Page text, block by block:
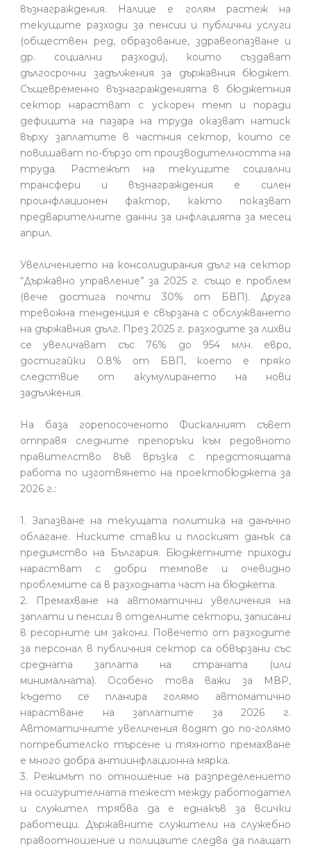
възнаграждения. Налице е голям растеж на
текущите разходи за пенсии и публични услуги
(обществен ред, образование, здравеопазване и
др. социални разходи), които създават
дългосрочни задължения за държавния бюджет.
Същевременно възнагражденията в бюджетния
сектор нарастват с ускорен темп и поради
дефицита на пазара на труда оказват натиск
върху заплатите в частния сектор, които се
повишават по-бързо от производителността на
труда. Растежът на текущите социални
трансфери и възнаграждения е силен
проинфлационен фактор, както показват
предварителните данни за инфлацията за месец
април.
Увеличението на консолидирания дълг на сектор
“Държавно управление” за 2025 г. също е проблем
(вече достига почти 30% от БВП). Друга
тревожна тенденция е свързана с обслужването
на държавния дълг. През 2025 г. разходите за лихви
се увеличават със 76% до 954 млн. евро,
достигайки 0.8% от БВП, което е пряко
следствие от акумулирането на нови
задължения.
На база горепосоченото Фискалният съвет
отправя следните препоръки към редовното
правителство във връзка с предстоящата
работа по изготвянето на проектобюджета за
2026 г.:
1. Запазване на текущата политика на данъчно
облагане. Ниските ставки и плоският данък са
предимство на България. Бюджетните приходи
нарастват с добри темпове и очевидно
проблемите са в разходната част на бюджета.
2. Премахване на автоматични увеличения на
заплати и пенсии в отделните сектори, записани
в ресорните им закони. Повечето от разходите
за персонал в публичния сектор са обвързани със
средната заплата на страната (или
минималната). Особено това важи за МВР,
където се планира голямо автоматично
нарастване на заплатите за 2026 г.
Автоматичните увеличения водят до по-голямо
потребителско търсене и тяхното премахване
е много добра антиинфлационна мярка.
3. Режимът по отношение на разпределението
на осигурителната тежест между работодател
и служител трябва да е еднакъв за всички
работещи. Държавните служители на служебно
правоотношение и полицаите следва да плащат